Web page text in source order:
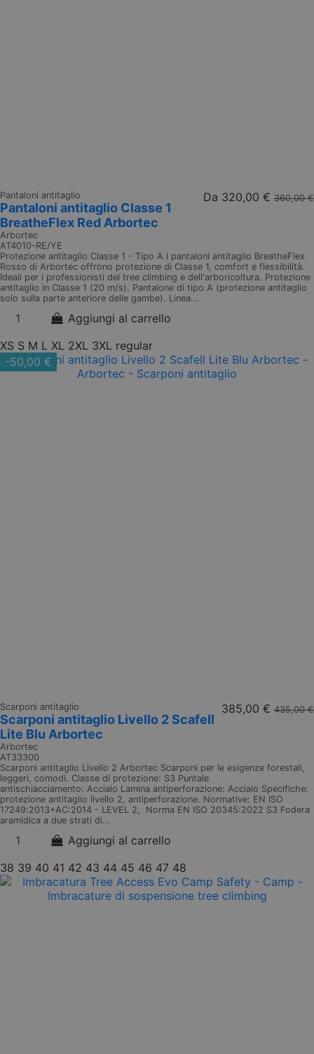
Pantaloni antitaglio
Pantaloni antitaglio Classe 1
BreatheFlex Red Arbortec
Arbortec
AT4010-RE/YE
Da 320,00 € 360,00 €
Protezione antitaglio Classe 1 - Tipo A I pantaloni antitaglio BreatheFlex
Rosso di Arbortec offrono protezione di Classe 1, comfort e flessibilità.
Ideali per i professionisti del tree climbing e dell'arboricoltura. Protezione
antitaglio in Classe 1 (20 m/s). Pantalone di tipo A (protezione antitaglio
solo sulla parte anteriore delle gambe). Linea...
Aggiungi al carrello
XS S M L XL 2XL 3XL regular
-50,00 €
Scarponi antitaglio
Scarponi antitaglio Livello 2 Scafell
Lite Blu Arbortec
Arbortec
AT33300
385,00 € 435,00 €
Scarponi antitaglio Livello 2 Arbortec Scarponi per le esigenze forestali,
leggeri, comodi. Classe di protezione: S3 Puntale
antischiacciamento: Acciaio Lamina antiperforazione: Acciaio Specifiche:
protezione antitaglio livello 2, antiperforazione. Normative: EN ISO
17249:2013+AC:2014 - LEVEL 2, Norma EN ISO 20345:2022 S3 Fodera
aramidica a due strati di...
Aggiungi al carrello
38 39 40 41 42 43 44 45 46 47 48